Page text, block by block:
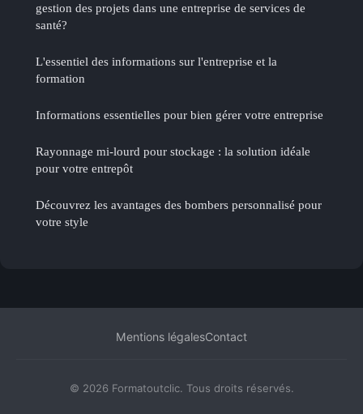
gestion des projets dans une entreprise de services de
santé?
L'essentiel des informations sur l'entreprise et la
formation
Informations essentielles pour bien gérer votre entreprise
Rayonnage mi-lourd pour stockage : la solution idéale
pour votre entrepôt
Découvrez les avantages des bombers personnalisé pour
votre style
Mentions légalesContact
© 2026 Formatoutclic. Tous droits réservés.